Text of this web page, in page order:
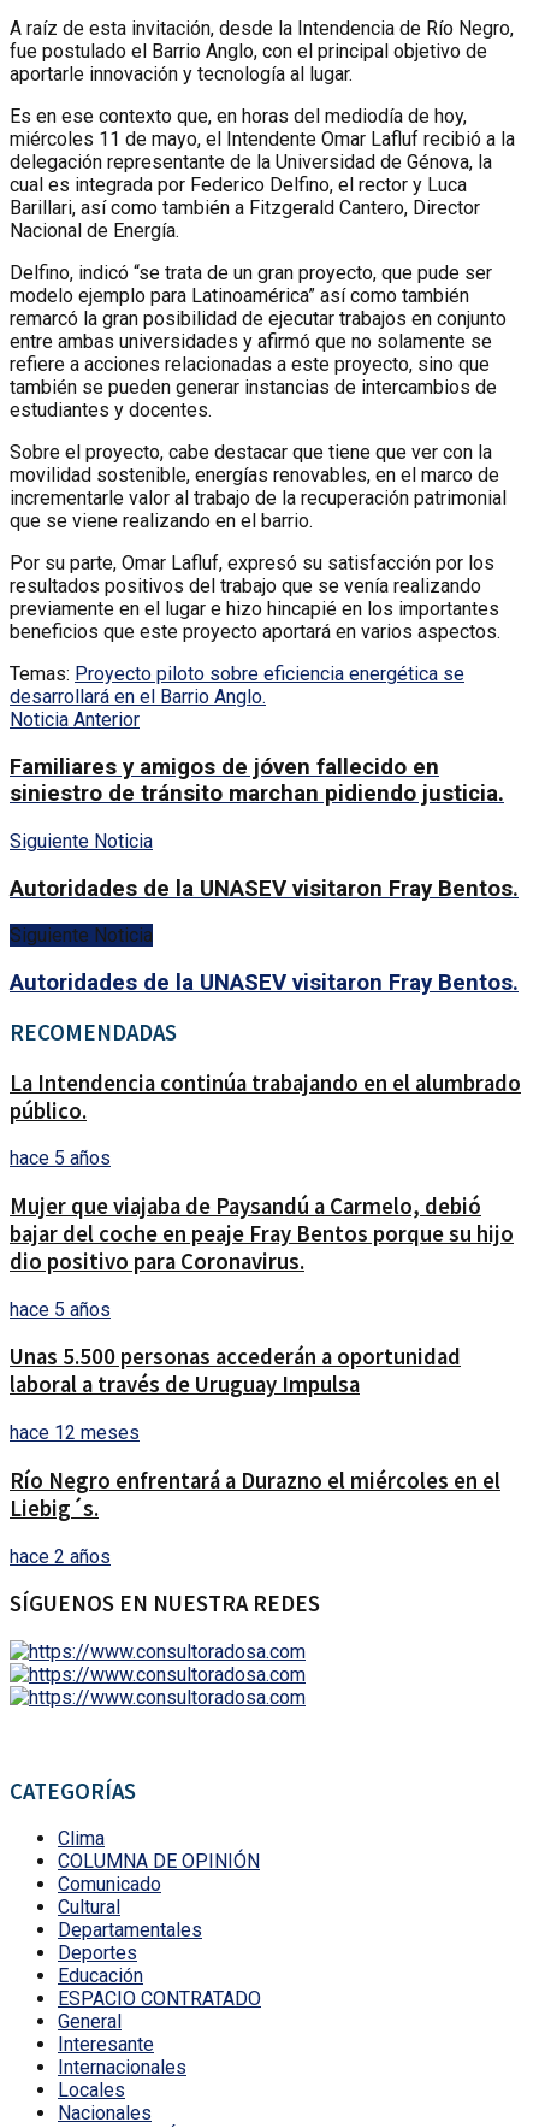
A raíz de esta invitación, desde la Intendencia de Río Negro,
fue postulado el Barrio Anglo, con el principal objetivo de
aportarle innovación y tecnología al lugar.
Es en ese contexto que, en horas del mediodía de hoy,
miércoles 11 de mayo, el Intendente Omar Lafluf recibió a la
delegación representante de la Universidad de Génova, la
cual es integrada por Federico Delfino, el rector y Luca
Barillari, así como también a Fitzgerald Cantero, Director
Nacional de Energía.
Delfino, indicó “se trata de un gran proyecto, que pude ser
modelo ejemplo para Latinoamérica” así como también
remarcó la gran posibilidad de ejecutar trabajos en conjunto
entre ambas universidades y afirmó que no solamente se
refiere a acciones relacionadas a este proyecto, sino que
también se pueden generar instancias de intercambios de
estudiantes y docentes.
Sobre el proyecto, cabe destacar que tiene que ver con la
movilidad sostenible, energías renovables, en el marco de
incrementarle valor al trabajo de la recuperación patrimonial
que se viene realizando en el barrio.
Por su parte, Omar Lafluf, expresó su satisfacción por los
resultados positivos del trabajo que se venía realizando
previamente en el lugar e hizo hincapié en los importantes
beneficios que este proyecto aportará en varios aspectos.
Temas: Proyecto piloto sobre eficiencia energética se
desarrollará en el Barrio Anglo.
Noticia Anterior
Familiares y amigos de jóven fallecido en
siniestro de tránsito marchan pidiendo justicia.
Siguiente Noticia
Autoridades de la UNASEV visitaron Fray Bentos.
Siguiente Noticia
Autoridades de la UNASEV visitaron Fray Bentos.
RECOMENDADAS
La Intendencia continúa trabajando en el alumbrado
público.
hace 5 años
Mujer que viajaba de Paysandú a Carmelo, debió
bajar del coche en peaje Fray Bentos porque su hijo
dio positivo para Coronavirus.
hace 5 años
Unas 5.500 personas accederán a oportunidad
laboral a través de Uruguay Impulsa
hace 12 meses
Río Negro enfrentará a Durazno el miércoles en el
Liebig´s.
hace 2 años
SÍGUENOS EN NUESTRA REDES
CATEGORÍAS
Clima
COLUMNA DE OPINIÓN
Comunicado
Cultural
Departamentales
Deportes
Educación
ESPACIO CONTRATADO
General
Interesante
Internacionales
Locales
Nacionales